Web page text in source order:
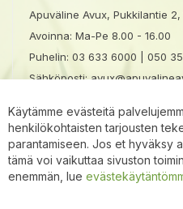
Apuväline Avux, Pukkilantie
Avoinna: Ma-Pe 8.00 - 16.00
Puhelin: 03 633 6000
050
Sähköposti: